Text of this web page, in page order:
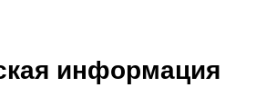
информация